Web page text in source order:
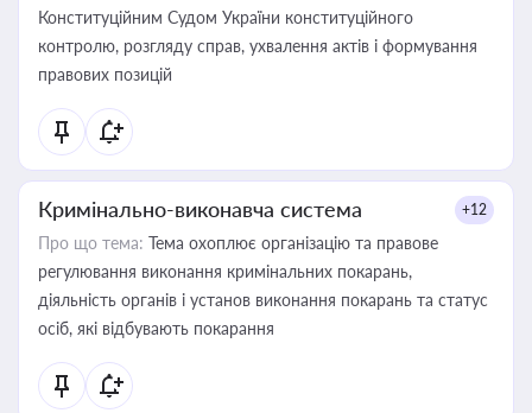
Конституційним Судом України конституційного
контролю, розгляду справ, ухвалення актів і формування
правових позицій
Кримінально-виконавча система +12
Про що тема: Тема охоплює організацію та правове
регулювання виконання кримінальних покарань,
діяльність органів і установ виконання покарань та статус
осіб, які відбувають покарання